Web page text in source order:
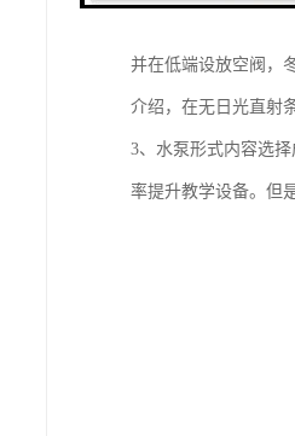
UPVC管材可避免锈
并在低端设放空阀，
介绍，在无日光直射
3、水泵形式内容选
率提升教学设备。但